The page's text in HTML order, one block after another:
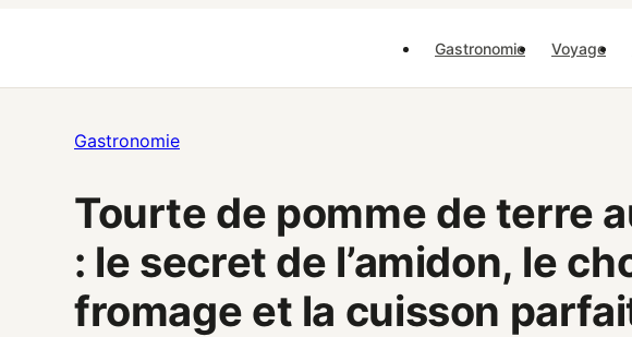
Gastronomie Voyage
Gastronomie
Tourte de pomme de terre
: le secret de l’amidon, le
fromage et la cuisson